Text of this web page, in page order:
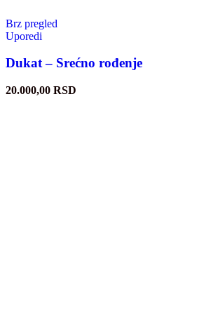
Brz pregled
Uporedi
Dukat – Srećno rođenje
20.000,00 RSD